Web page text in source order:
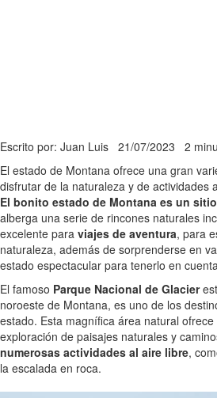
Escrito por: Juan Luis 21/07/2023 2
El estado de Montana ofrece una gran
disfrutar de la naturaleza y de actividades
El bonito estado de Montana es un
alberga una serie de rincones naturales
excelente para viajes de aventura, para
naturaleza, además de sorprenderse en
estado espectacular para tenerlo en
El famoso Parque Nacional de Glacier
noroeste de Montana, es uno de los
estado. Esta magnífica área natural
exploración de paisajes naturales y
numerosas actividades al aire libre,
la escalada en roca.